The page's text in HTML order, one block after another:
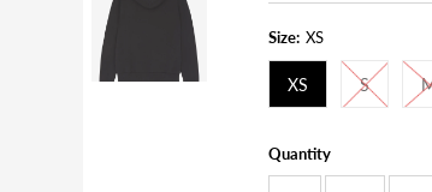
Size: XS
XS S
Quantity